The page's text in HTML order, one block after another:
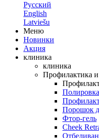
Русский
English
Latviešu
Меню
Новинки
Акция
клиника
клиника
Профилактика
Полировка
Порошок
Фтор-гель
Cheek